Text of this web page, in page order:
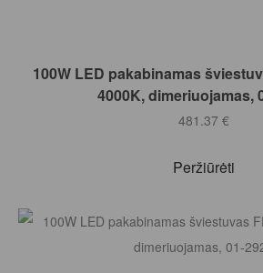
Į KREPŠELĮ
100W LED pakabinamas
4000K, dimeriuojamas,
481.37 €
Peržiūrėti